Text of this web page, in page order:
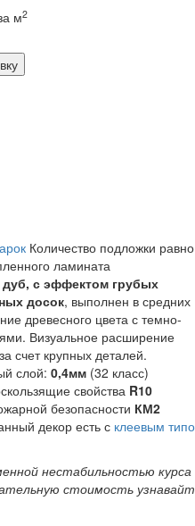
м2
Количество подложки равно
ламината
с эффектом грубых
досок, выполнен в средних
древесного цвета с темно-
Визуальное расширение
счет крупных деталей.
слой: 0,4мм(32 класс)
свойства R10
безопасности КМ2
декор есть с клеевым
нестабильностью курса
стоимость